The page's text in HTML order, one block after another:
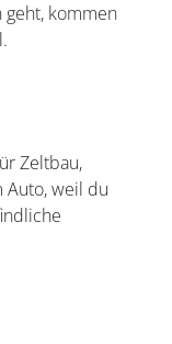
geht, kommen
Zeltbau,
Auto, weil du